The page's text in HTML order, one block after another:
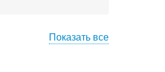
Показать все